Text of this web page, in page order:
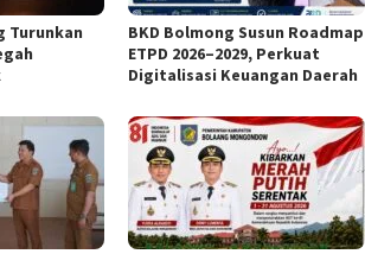
Turunkan
BKD Bolmong Susun Roadmap
ETPD 2026–2029, Perkuat
Digitalisasi Keuangan Daerah